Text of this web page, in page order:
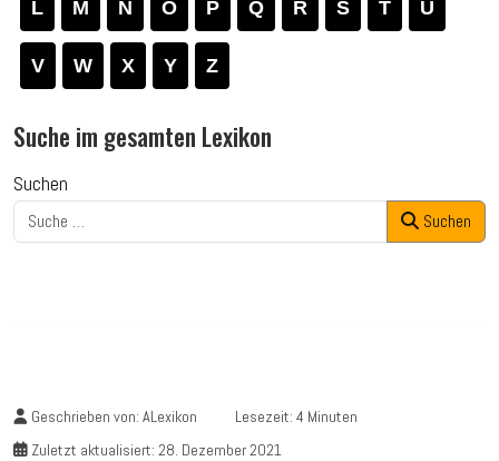
L M N O P Q R S T U
V W X Y Z
Suche im gesamten Lexikon
Suchen
Suchen
Geschrieben von: ALexikon
Lesezeit: 4 Minuten
Zuletzt aktualisiert: 28. Dezember 2021